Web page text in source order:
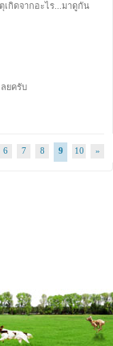
เกิดจากอะไร...มาดูกัน
ยครับ
6 7 8 9 10 »